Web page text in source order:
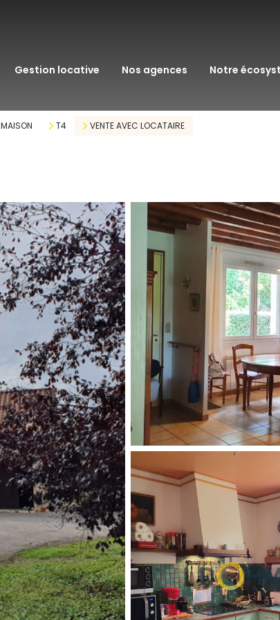
gestion locative nos agences notre
courtage en
MAISON T4 VENTE AVEC LOCATAIRE